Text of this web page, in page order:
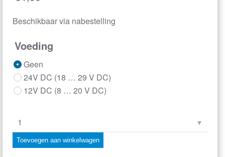
Beschikbaar via nabestelling
Voeding
Geen
24V DC (18 … 29 V DC)
12V DC (8 … 20 V DC)
GTH
2448/1
Toevoegen aan winkelwagen